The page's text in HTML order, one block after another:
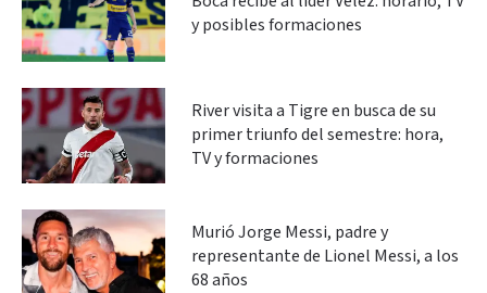
y posibles formaciones
River visita a Tigre en busca de su
primer triunfo del semestre: hora,
TV y formaciones
Murió Jorge Messi, padre y
representante de Lionel Messi, a los
68 años